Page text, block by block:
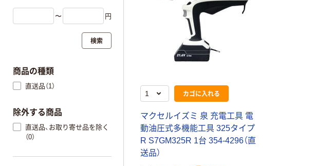
カゴに入れる
マクセルイズミ 泉 充電工具 電
動油圧式多機能工具 325タイプ
R S7GM325R 1台 354-4296（直
送品）
〜 円
検索
商品の種類
直送品（1）
除外する商品
直送品、お取り寄せ品を除く
（0）